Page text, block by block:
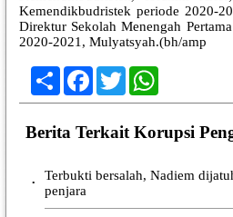
Kemendikbudristek periode 2020-
Direktur Sekolah Menengah
2020-2021, Mulyatsyah.(bh/amp
ShareFacebook
TwitterWhatsApp
Berita Terkait Korupsi
•
Terbukti bersalah, Nadiem
penjara